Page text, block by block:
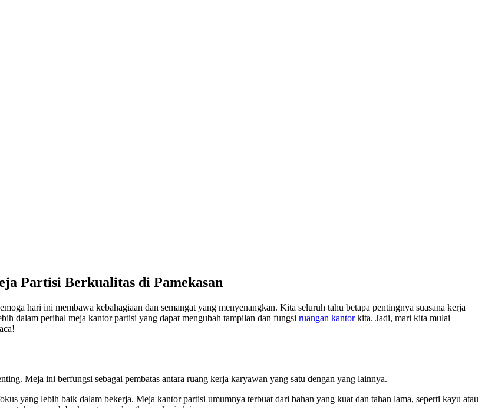
Partisi Berkualitas di Pamekasan
hari ini membawa kebahagiaan dan semangat yang menyenangkan. Kita seluruh tahu betapa pentingnya suasana kerja
dalam perihal meja kantor partisi yang dapat mengubah tampilan dan fungsi ruangan kantorkita. Jadi, mari kita mulai
Meja ini berfungsi sebagai pembatas antara ruang kerja karyawan yang satu dengan yang lainnya.
yang lebih baik dalam bekerja. Meja kantor partisi umumnya terbuat dari bahan yang kuat dan tahan lama, seperti kayu atau